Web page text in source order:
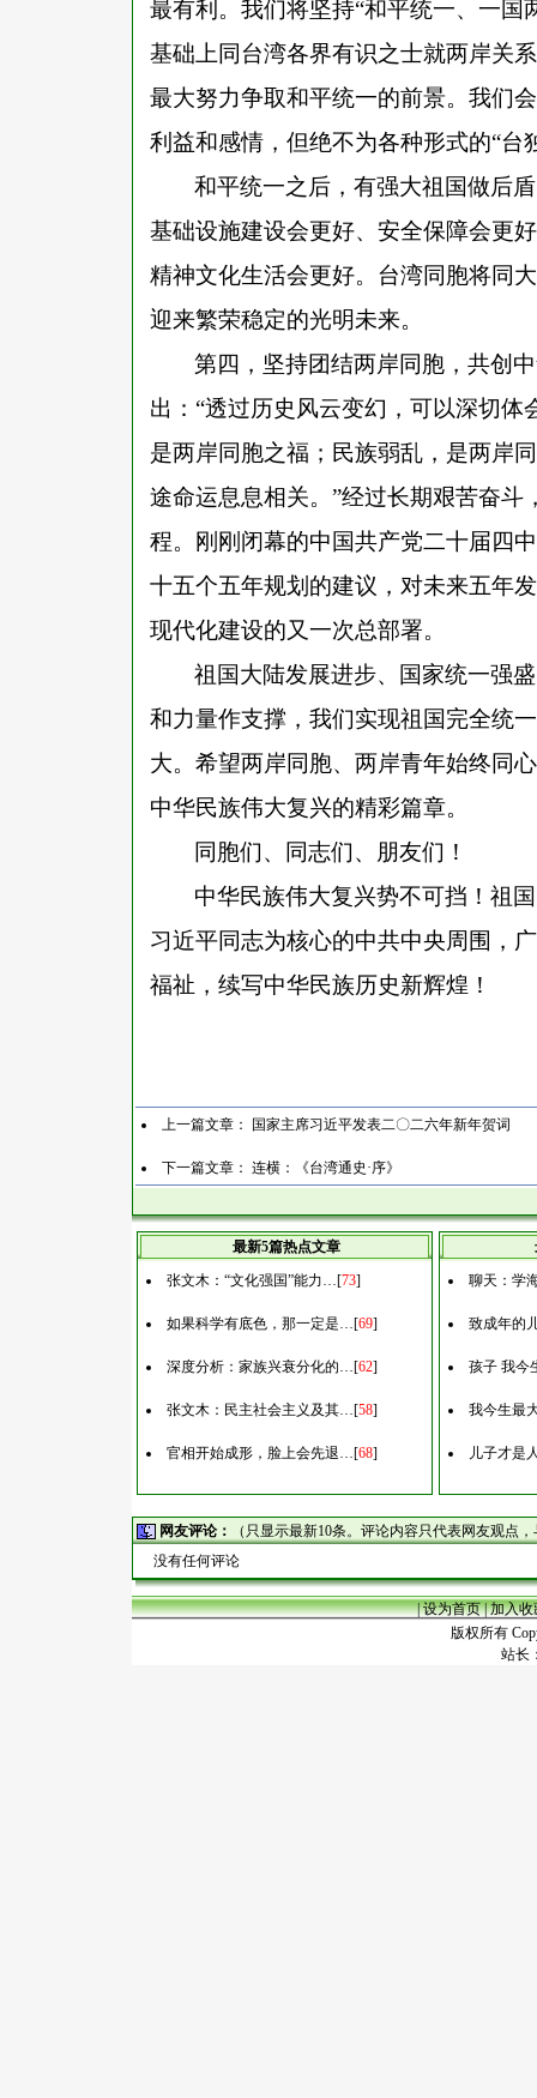
最有利。我们将坚持“和平统一、一国
基础上同台湾各界有识之士就两岸关
最大努力争取和平统一的前景。我们
利益和感情，但绝不为各种形式的“台
和平统一之后，有强大祖国做后
基础设施建设会更好、安全保障会更
精神文化生活会更好。台湾同胞将同
迎来繁荣稳定的光明未来。
第四，坚持团结两岸同胞，共创
出： “透过历史风云变幻，可以深切
是两岸同胞之福；民族弱乱，是两岸
途命运息息相关。”经过长期艰苦奋
程。刚刚闭幕的中国共产党二十届四
十五个五年规划的建议，对未来五年
现代化建设的又一次总部署。
祖国大陆发展进步、国家统一强
和力量作支撑，我们实现祖国完全统
大。希望两岸同胞、两岸青年始终同
中华民族伟大复兴的精彩篇章。
同胞们、同志们、朋友们！
中华民族伟大复兴势不可挡！祖
习近平同志为核心的中共中央周围，
福祉，续写中华民族历史新辉煌！
上一篇文章： 国家主席习近平发表二〇二六年新年贺词
下一篇文章： 连横：《台湾通史·序》
最新5篇热点文章
张文木：“文化强国”能力…[73]
如果科学有底色，那一定是…[69]
深度分析：家族兴衰分化的…[62]
张文木：民主社会主义及其…[58]
官相开始成形，脸上会先退…[68]
聊天：学
致成年的
孩子 我今
我今生最
儿子才是
网友评论：
（只显示最新10条。评论内容只代表网友观点
没有任何评论
|设为首页|加入收
版权所有
站长